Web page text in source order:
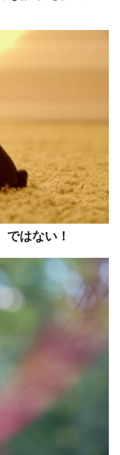
ではない！